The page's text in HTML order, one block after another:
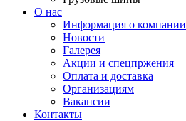
О нас
Информация о компании
Новости
Галерея
Акции и спецпржения
Оплата и доставка
Организациям
Вакансии
Контакты